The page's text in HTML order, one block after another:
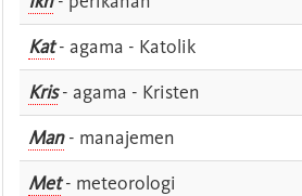
Kat- agama - Katolik
Kris- agama - Kristen
Man- manajemen
Met- meteorologi